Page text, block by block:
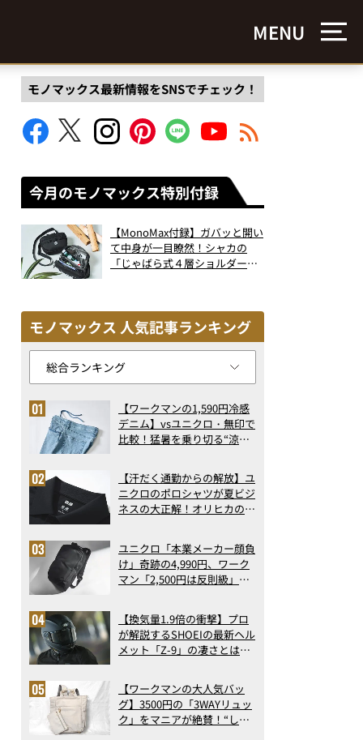
MENU
モノマックス最新情報をSNSでチェック！
今月のモノマックス特別付録
【MonoMax付録】ガバッと開い
て中身が一目瞭然！シャカの
「じゃばら式４層ショルダーバ
モノマックス 人気記事ランキング
【ワークマンの1,590円冷感
デニム】vsユニクロ・無印で
比較！猛暑を乗り切る“涼感
で決定版
【汗だく通勤からの解放】ユ
ニクロのポロシャツが夏ビジ
ネスの大正解！オリヒカの透
アの実力
ユニクロ「本業メーカー顔負
け」奇跡の4,990円、ワーク
マン「2,500円は反則級」凄
ト3】（2026年6月版）
【換気量1.9倍の衝撃】プロ
が解説するSHOEIの最新ヘル
メット「Z-9」の凄さとは？
ス【ワークマンの大人気バッ
グ】3500円の「3WAYリュッ
ク」をマニアが絶賛！“しご